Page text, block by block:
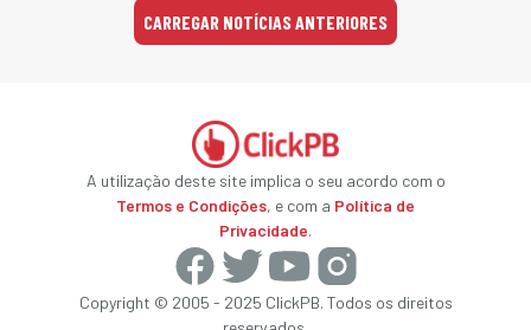
CARREGAR NOTÍCIAS ANTERIORES
A utilização deste site implica o seu acordo com o
Termos e Condições, e com a Política de
Privacidade.
Copyright © 2005 - 2025 ClickPB. Todos os direitos